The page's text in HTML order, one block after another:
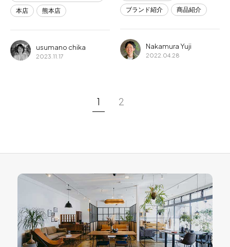
本店
熊本店
usumano chika
2023.11.17
ブランド紹介
商品紹介
Nakamura Yuji
2022.04.28
1 2